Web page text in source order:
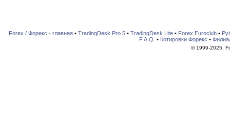
Forex / Форекс - главная• TradingDesk Pro 5• TradingDesk Lite• Forex Euroclub•
F.A.Q. • Котировки Форекс •
© 1999-2025,